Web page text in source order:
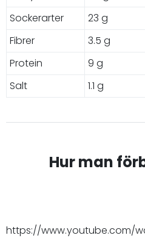
Sockerarter
23 g
Fibrer
3.5 g
Protein
9 g
Salt
1.1 g
Hur man
https://www.youtube.com/